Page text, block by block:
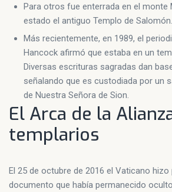
Para otros fue enterrada en el monte
estado el antiguo Templo de Salomón.
Más recientemente, en 1989, el
Hancock afirmó que estaba en un
Diversas escrituras sagradas dan
señalando que es custodiada por un
de Nuestra Señora de Sion.
El Arca de la
templarios
El 25 de octubre de 2016 el Vaticano hizo
documento que había permanecido